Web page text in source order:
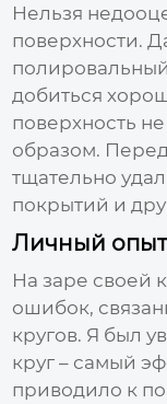
Нельзя
поверхности.
добиться
поверхность
образом.
тщательно
покрытий и
Личный
На заре своей
ошибок,
кругов. Я был
круг – самый
приводило к